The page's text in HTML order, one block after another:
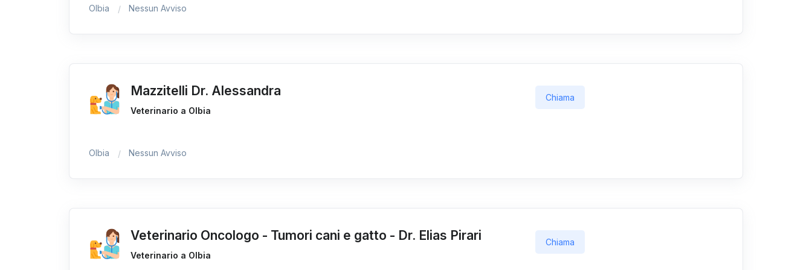
Olbia Nessun Avviso
Mazzitelli Dr. Alessandra
Veterinario a Olbia
Chiama
Olbia Nessun Avviso
Veterinario Oncologo - Tumori cani e gatto - Dr. Elias Pirari
Veterinario a Olbia
Chiama